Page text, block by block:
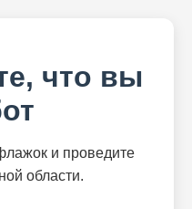
что вы
и проведите
области.